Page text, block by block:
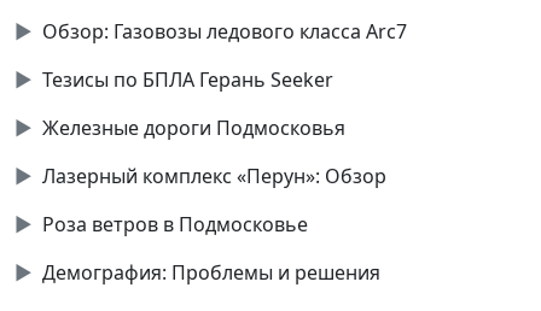
▶ Обзор: Газовозы ледового класса Аrc7
▶ Тезисы по БПЛА Герань Seeker
▶ Железные дороги Подмосковья
▶ Лазерный комплекс «Перун»: Обзор
▶ Роза ветров в Подмосковье
▶ Демография: Проблемы и решения